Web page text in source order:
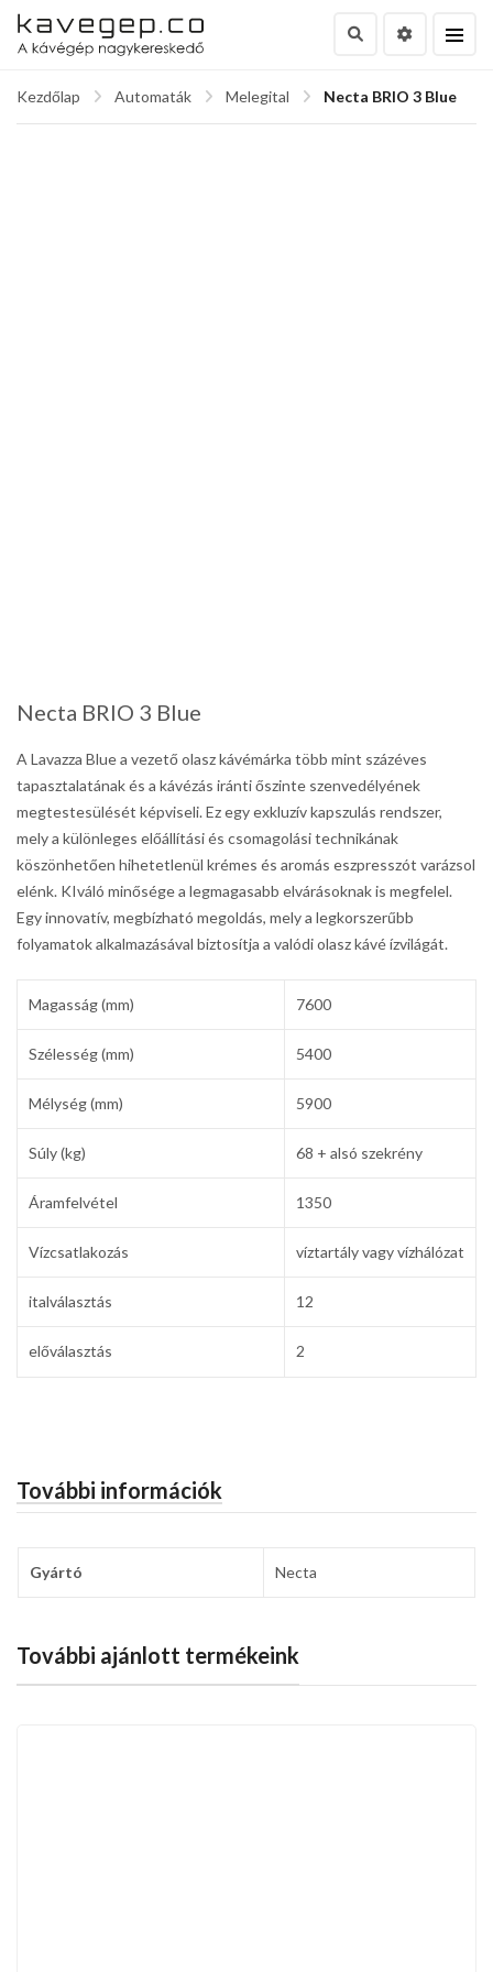
Kezdőlap Automaták Melegital Necta BRIO 3 Blue
Necta BRIO 3 Blue
A Lavazza Blue a vezető olasz kávémárka több mint százéves
tapasztalatának és a kávézás iránti őszinte szenvedélyének
megtestesülését képviseli. Ez egy exkluzív kapszulás rendszer,
mely a különleges előállítási és csomagolási technikának
köszönhetően hihetetlenül krémes és aromás eszpresszót varázsol
elénk. KIváló minősége a legmagasabb elvárásoknak is megfelel.
Egy innovatív, megbízható megoldás, mely a legkorszerűbb
folyamatok alkalmazásával biztosítja a valódi olasz kávé ízvilágát.
Magasság (mm) 7600
Szélesség (mm) 5400
Mélység (mm) 5900
Súly (kg) 68 + alsó szekrény
Áramfelvétel 1350
Vízcsatlakozás víztartály vagy vízhálózat
italválasztás 12
előválasztás 2
További információk
Gyártó Necta
További ajánlott termékeink